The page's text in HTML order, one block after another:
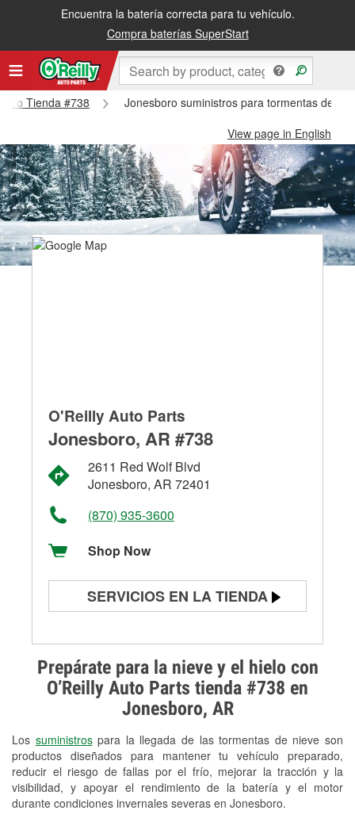
Encuentra la batería correcta para tu vehículo.
Compra baterías SuperStart
Tienda #738
Jonesboro suministros para tormentas de
View page in English
Prepárate para la nieve y el hielo con
O’Reilly Auto Parts tienda #738 en
Jonesboro, AR
Los suministrospara la llegada de las tormentas de nieve son
productos diseñados para mantener tu vehículo preparado,
reducir el riesgo de fallas por el frío, mejorar la tracción y la
visibilidad, y apoyar el rendimiento de la batería y el motor
durante condiciones invernales severas en Jonesboro.
O'Reilly Auto Parts
Jonesboro, AR #738
2611 Red Wolf Blvd
Jonesboro, AR 72401
(870) 935-3600
Shop Now
SERVICIOS EN LA TIENDA
Prueba de alternadores y
arrancadores
Revisión de la luz "Check Engine"
Reciclaje de baterías y aceite
Instalación de bombillas de faros
Instalación de limpiaparabrisas